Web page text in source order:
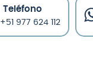
Teléfono
+51 977 624 112